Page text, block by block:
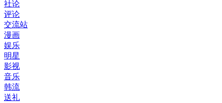
社论
评论
交流站
漫画
娱乐
明星
影视
音乐
韩流
送礼